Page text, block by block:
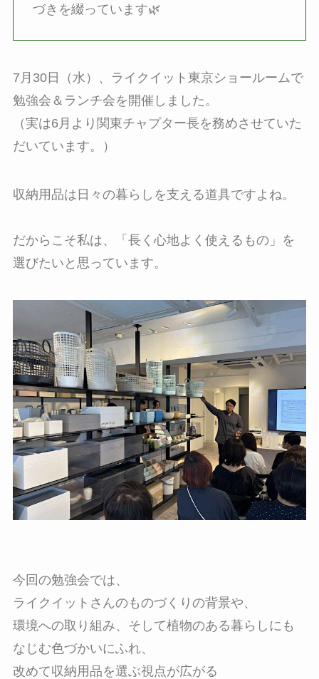
づきを綴っています🌿
7月30日（水）、ライクイット東京ショールームで
勉強会＆ランチ会を開催しました。
（実は6月より関東チャプター長を務めさせていた
だいています。）
収納用品は日々の暮らしを支える道具ですよね。
だからこそ私は、「長く心地よく使えるもの」を
選びたいと思っています。
今回の勉強会では、
ライクイットさんのものづくりの背景や、
環境への取り組み、そして植物のある暮らしにも
なじむ色づかいにふれ、
改めて収納用品を選ぶ視点が広がる